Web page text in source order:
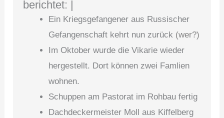
berichtet: |
Ein Kriegsgefangener aus Russischer
Gefangenschaft kehrt nun zurück (wer?)
Im Oktober wurde die Vikarie wieder
hergestellt. Dort können zwei Famlien
wohnen.
Schuppen am Pastorat im Rohbau fertig
Dachdeckermeister Moll aus Kiffelberg